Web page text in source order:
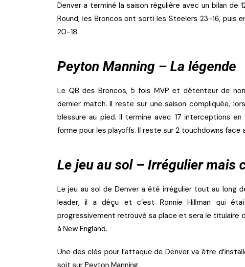
Denver a terminé la saison régulière avec un bilan de
Round, les Broncos ont sorti les Steelers 23-16, puis
20-18.
Peyton Manning – La légende
Le QB des Broncos, 5 fois MVP et détenteur de
dernier match. Il reste sur une saison compliquée,
blessure au pied. Il termine avec 17 interceptions
forme pour les playoffs. Il reste sur 2 touchdowns
Le jeu au sol – Irrégulier mais
Le jeu au sol de Denver a été irrégulier tout au long
leader, il a déçu et c’est Ronnie Hillman qui
progressivement retrouvé sa place et sera le titulaire
à New England.
Une des clés pour l’attaque de Denver va être